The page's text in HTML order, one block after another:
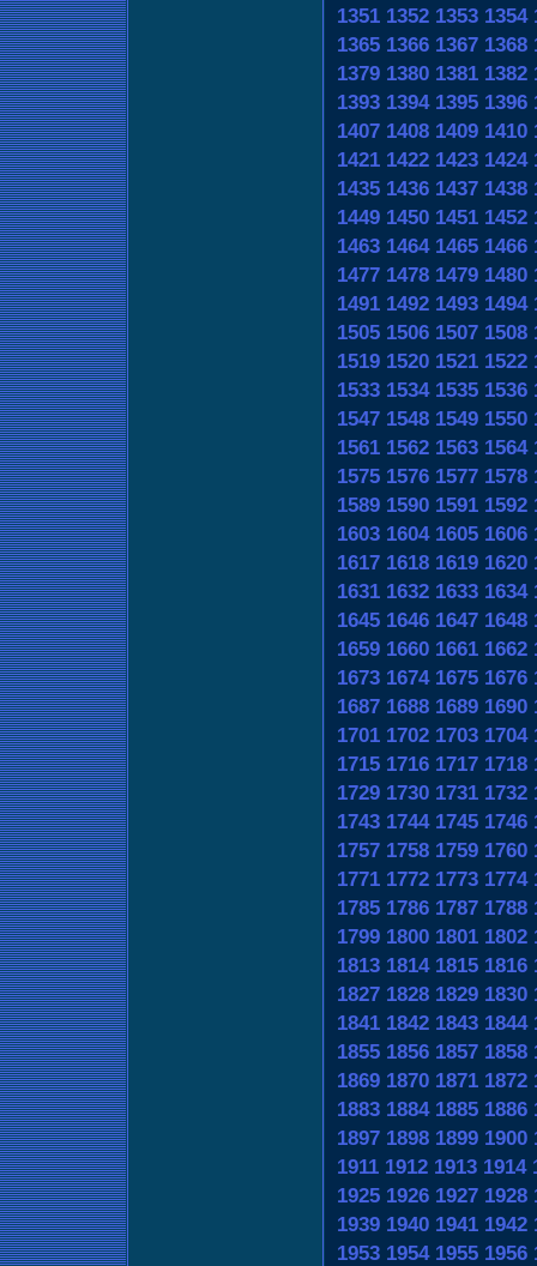
1351 1352 1353 1354
1365 1366 1367 1368
1379 1380 1381 1382
1393 1394 1395 1396
1407 1408 1409 1410
1421 1422 1423 1424
1435 1436 1437 1438
1449 1450 1451 1452
1463 1464 1465 1466
1477 1478 1479 1480
1491 1492 1493 1494
1505 1506 1507 1508
1519 1520 1521 1522
1533 1534 1535 1536
1547 1548 1549 1550
1561 1562 1563 1564
1575 1576 1577 1578
1589 1590 1591 1592
1603 1604 1605 1606
1617 1618 1619 1620
1631 1632 1633 1634
1645 1646 1647 1648
1659 1660 1661 1662
1673 1674 1675 1676
1687 1688 1689 1690
1701 1702 1703 1704
1715 1716 1717 1718
1729 1730 1731 1732
1743 1744 1745 1746
1757 1758 1759 1760
1771 1772 1773 1774
1785 1786 1787 1788
1799 1800 1801 1802
1813 1814 1815 1816
1827 1828 1829 1830
1841 1842 1843 1844
1855 1856 1857 1858
1869 1870 1871 1872
1883 1884 1885 1886
1897 1898 1899 1900
1911 1912 1913 1914
1925 1926 1927 1928
1939 1940 1941 1942
1953 1954 1955 1956